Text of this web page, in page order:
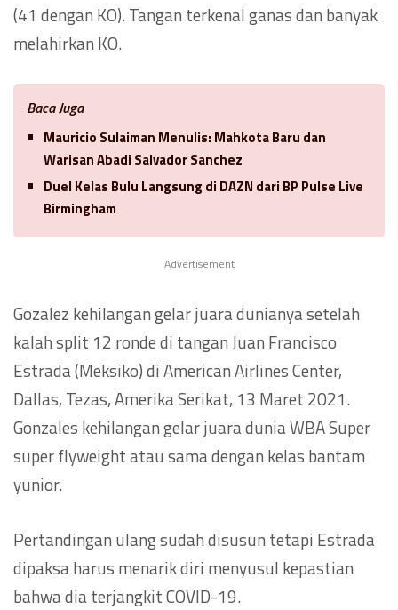
(41 dengan KO). Tangan terkenal ganas dan banyak
melahirkan KO.
Baca Juga
Mauricio Sulaiman Menulis: Mahkota Baru dan
Warisan Abadi Salvador Sanchez
Duel Kelas Bulu Langsung di DAZN dari BP Pulse Live
Birmingham
Advertisement
Gozalez kehilangan gelar juara dunianya setelah
kalah split 12 ronde di tangan Juan Francisco
Estrada (Meksiko) di American Airlines Center,
Dallas, Tezas, Amerika Serikat, 13 Maret 2021.
Gonzales kehilangan gelar juara dunia WBA Super
super flyweight atau sama dengan kelas bantam
yunior.
Pertandingan ulang sudah disusun tetapi Estrada
dipaksa harus menarik diri menyusul kepastian
bahwa dia terjangkit COVID-19.